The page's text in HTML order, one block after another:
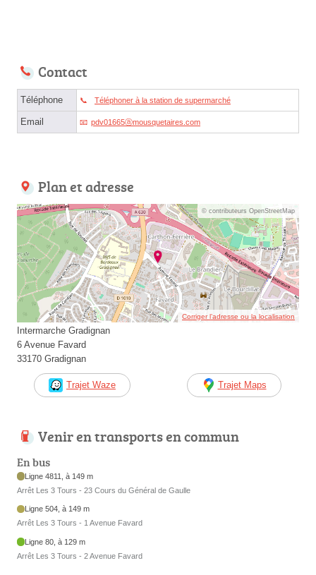
Contact
Téléphone Téléphoner à la station de supermarché
Email pdv01665ⓐmousquetaires.com
Plan et adresse
© contributeurs OpenStreetMap
Corriger l’adresse ou la localisation
Intermarche Gradignan
6 Avenue Favard
33170 Gradignan
Trajet Waze Trajet Maps
Venir en transports en commun
En bus
Ligne 4811, à 149 m
Arrêt Les 3 Tours - 23 Cours du Général de Gaulle
Ligne 504, à 149 m
Arrêt Les 3 Tours - 1 Avenue Favard
Ligne 80, à 129 m
Arrêt Les 3 Tours - 2 Avenue Favard